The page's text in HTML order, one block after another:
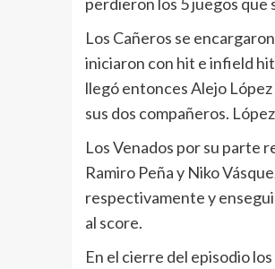
Los Cañeros se
iniciaron con hit e infield
llegó entonces Alejo
sus dos compañeros.
Los Venados por su parte
Ramiro Peña y Niko
respectivamente y
al score.
En el cierre del episodio